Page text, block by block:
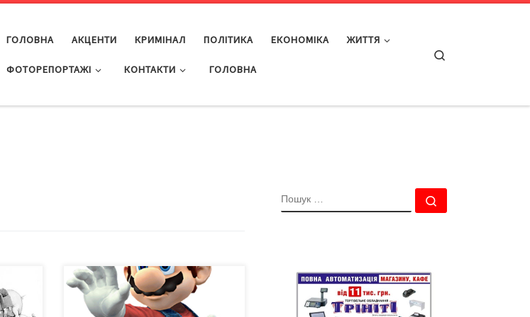
ГОЛОВНА АКЦЕНТИ КРИМІНАЛ ПОЛІТИКА ЕКОНОМІКА ЖИТТЯ
ФОТОРЕПОРТАЖІ КОНТАКТИ ГОЛОВНА
або Про те хто, як і за скільки
доставлятиме чернівчанам воду
Чому ДКП «Водоканал»
ПОШУК